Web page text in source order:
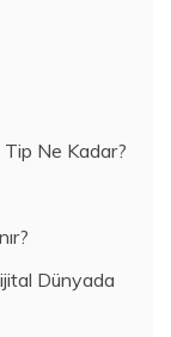
Tip Ne Kadar?
Dünyada